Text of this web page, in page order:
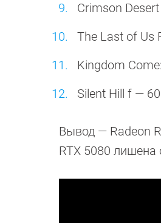
Crimson
The Last of Us
Kingdom
Silent Hill f —
Вывод — Radeon
RTX 5080